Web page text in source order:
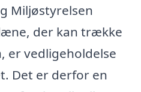
Miljøstyrelsen
der kan trække
er vedligeholdelse
Det er derfor en